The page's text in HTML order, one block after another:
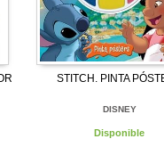
STITCH. PINTA
DISNEY
Disponible